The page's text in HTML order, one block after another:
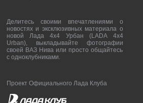
Делитесь своими впечатлениями о
новостях и эксклюзивных материала о
новой Лада 4х4 Урбан (LADA 4x4
Urban), выкладывайте фотографии
своей ВАЗ Нива или просто общайтесь
с одноклубниками.
Проект Официального Лада Клуба